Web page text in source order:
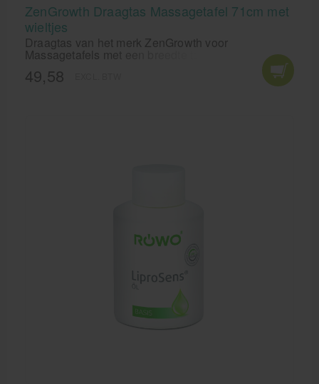
ZenGrowth Draagtas Massagetafel 71cm met
wieltjes
Draagtas van het merk ZenGrowth voor
Massagetafels met een breedte tot 71cm. Deze
unieke draagtas is voorzien van handige vakken en
wieltjes!
49,58